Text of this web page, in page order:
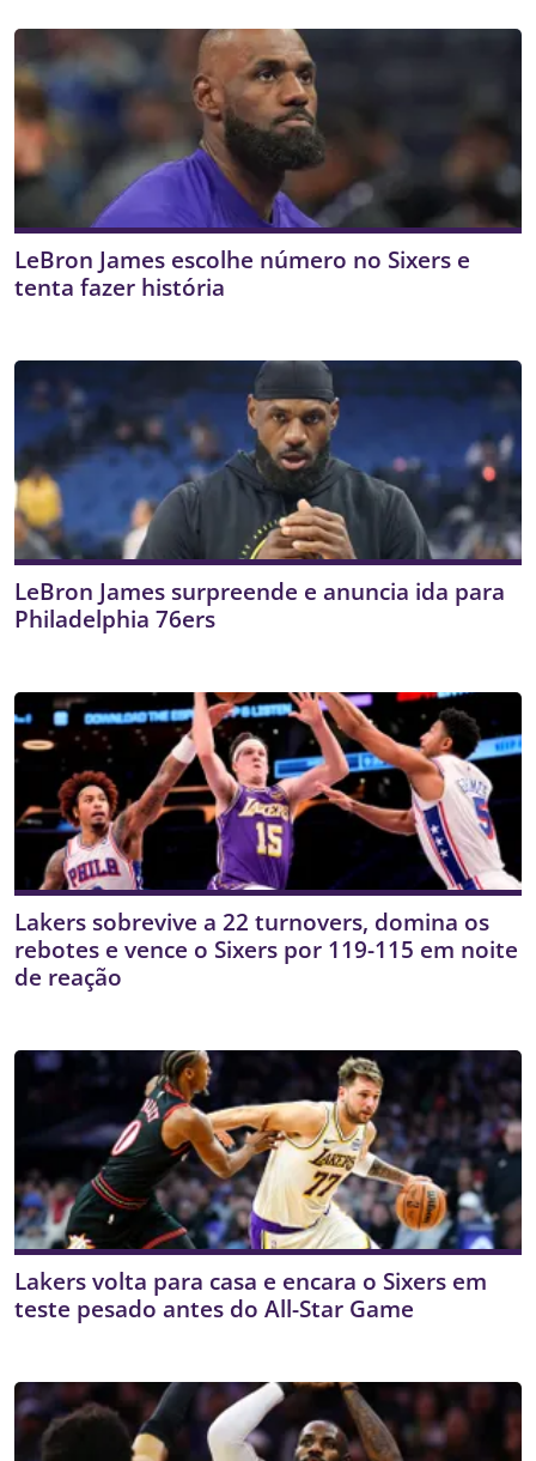
LeBron James escolhe número no Sixers e
tenta fazer história
LeBron James surpreende e anuncia ida para
Philadelphia 76ers
Lakers sobrevive a 22 turnovers, domina os
rebotes e vence o Sixers por 119-115 em noite
de reação
Lakers volta para casa e encara o Sixers em
teste pesado antes do All-Star Game